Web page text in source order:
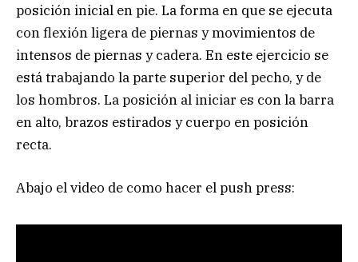
posición inicial en pie. La forma en que se ejecuta
con flexión ligera de piernas y movimientos de
intensos de piernas y cadera. En este ejercicio se
está trabajando la parte superior del pecho, y de
los hombros. La posición al iniciar es con la barra
en alto, brazos estirados y cuerpo en posición
recta.
Abajo el video de como hacer el push press: